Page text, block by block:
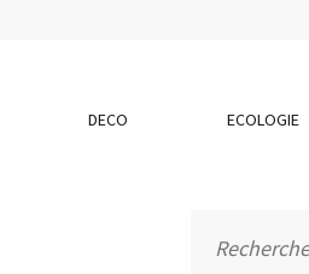
DECO ECOLOGIE